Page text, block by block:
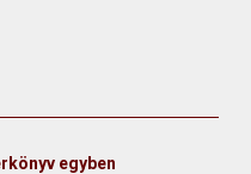
egyben